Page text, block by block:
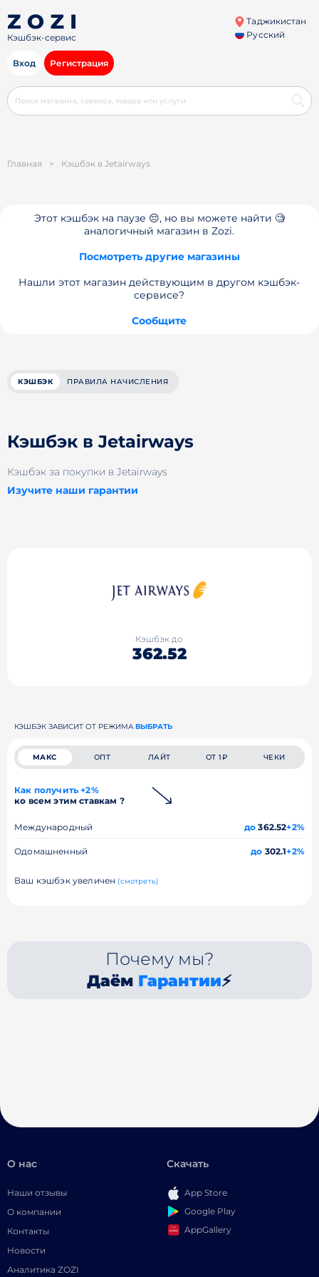
Кэшбэк-сервис
Таджикистан
Русский
Вход Регистрация
Главная > Кэшбэк в Jetairways
Этот кэшбэк на паузе 😔, но вы можете найти 🧐
аналогичный магазин в Zozi.
Посмотреть другие магазины
Нашли этот магазин действующим в другом кэшбэк-
сервисе?
Сообщите
КЭШБЭК ПРАВИЛА НАЧИСЛЕНИЯ
Кэшбэк в Jetairways
Кэшбэк за покупки в Jetairways
Изучите наши гарантии
Кэшбэк до
362.52
КЭШБЭК ЗАВИСИТ ОТ РЕЖИМА ВЫБРАТЬ
МАКС ОПТ ЛАЙТ ОТ 1₽ ЧЕКИ
Как получить +2%
ко всем этим ставкам ?
Международный до 362.52+2%
Одомашненный до 302.1+2%
Ваш кэшбэк увеличен (смотреть)
Почему мы?
Даём Гарантии⚡
О нас
Наши отзывы
О компании
Контакты
Новости
Аналитика ZOZI
Скачать
App Store
Google Play
AppGallery